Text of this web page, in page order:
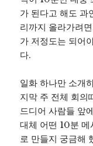
가 된다고 해도 과
리까지 올라가려
가 저정도는 되어
다.
일화 하나만 소개
지막 주 전체 회의
드디어 사람들 앞
대체 어떤 10분 메
로 만들지 궁금해